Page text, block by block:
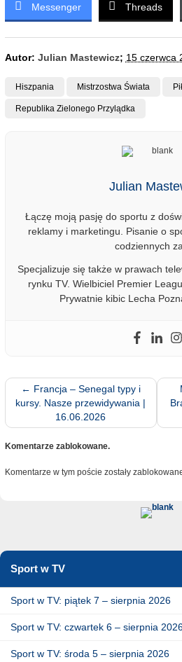
Messenger Threads
Autor: Julian Mastewicz; 15 czerwca
Hiszpania Mistrzostwa Świata
Republika Zielonego Przylądka
Julian
Łączę moją pasję do sportu z
reklamy i marketingu. Pisanie o
codziennych
Specjalizuje się także w prawach
rynku TV. Wielbiciel Premier
Prywatnie kibic Lecha
← Francja – Senegal typy i
kursy. Nasze przewidywania |
16.06.2026
Komentarze zablokowane.
Komentarze w tym poście zostały
Sport w TV
Sport w TV: piątek 7 – sierpnia 2026
Sport w TV: czwartek 6 – sierpnia
Sport w TV: środa 5 – sierpnia 2026